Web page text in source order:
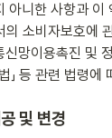
니한 사항과 이
소비자보호에 관
신망이용촉진 및
」 등 관련 법령에
및 변경